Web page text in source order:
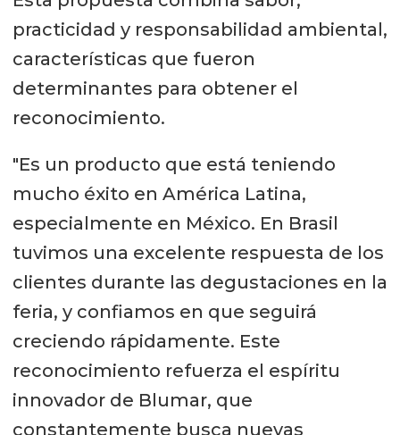
practicidad y responsabilidad ambiental,
características que fueron
determinantes para obtener el
reconocimiento.
"Es un producto que está teniendo
mucho éxito en América Latina,
especialmente en México. En Brasil
tuvimos una excelente respuesta de los
clientes durante las degustaciones en la
feria, y confiamos en que seguirá
creciendo rápidamente. Este
reconocimiento refuerza el espíritu
innovador de Blumar, que
constantemente busca nuevas